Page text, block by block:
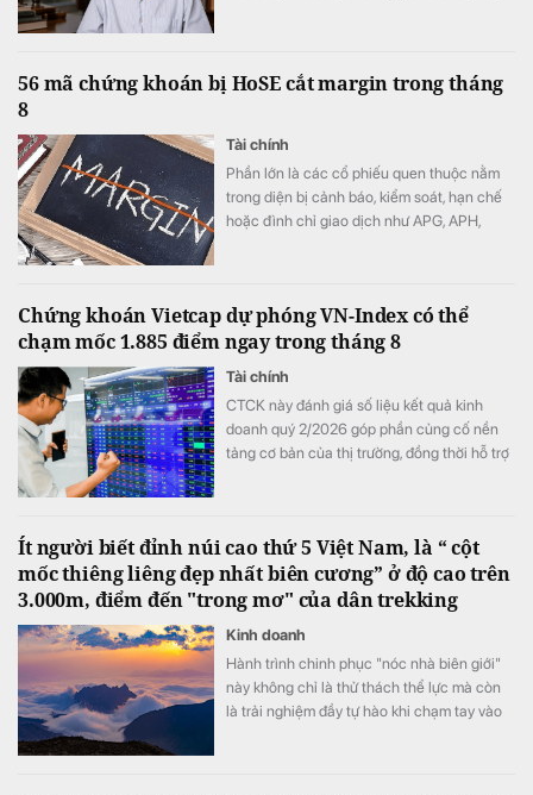
56 mã chứng khoán bị HoSE cắt margin trong tháng
8
Tài chính
Phần lớn là các cổ phiếu quen thuộc nằm
trong diện bị cảnh báo, kiểm soát, hạn chế
hoặc đình chỉ giao dịch như APG, APH,
Chứng khoán Vietcap dự phóng VN-Index có thể
chạm mốc 1.885 điểm ngay trong tháng 8
Tài chính
CTCK này đánh giá số liệu kết quả kinh
doanh quý 2/2026 góp phần củng cố nền
tảng cơ bản của thị trường, đồng thời hỗ trợ
Ít người biết đỉnh núi cao thứ 5 Việt Nam, là “ cột
mốc thiêng liêng đẹp nhất biên cương” ở độ cao trên
3.000m, điểm đến "trong mơ" của dân trekking
Kinh doanh
Hành trình chinh phục "nóc nhà biên giới"
này không chỉ là thử thách thể lực mà còn
là trải nghiệm đầy tự hào khi chạm tay vào